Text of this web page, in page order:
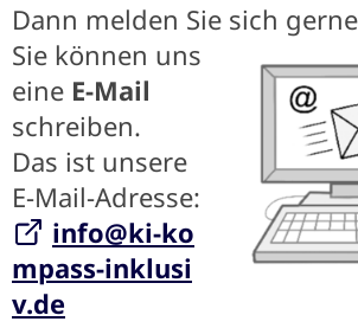
Dann melden Sie sich
Sie können uns
eine E-Mail
schreiben.
Das ist unsere
E-Mail-Adresse:
info@ki-ko
mpass-inklusi
v.de